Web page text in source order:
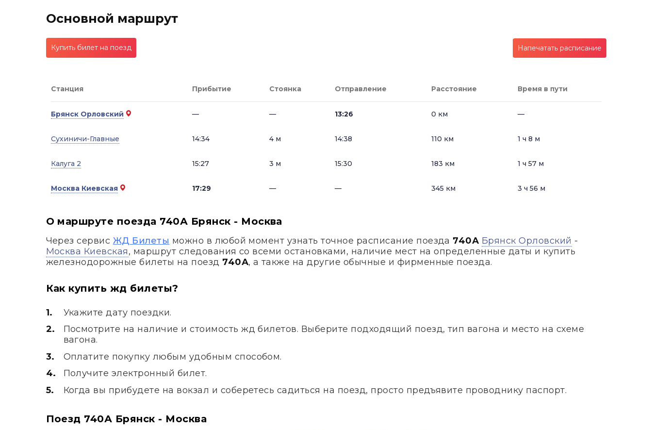
Основной маршрут
Купить билет на поезд Напечатать расписание
Станция Прибытие Стоянка Отправление Расстояние Время в пути
Брянск Орловский — — 13:26 0 км —
Сухиничи-Главные 14:34 4 м 14:38 110 км 1 ч 8 м
Калуга 2 15:27 3 м 15:30 183 км 1 ч 57 м
Москва Киевская 17:29 — — 345 км 3 ч 56 м
О маршруте поезда 740А Брянск - Москва
Через сервис ЖД Билеты можно в любой момент узнать точное расписание поезда 740А Брянск Орловский -
Москва Киевская, маршрут следования со всеми остановками, наличие мест на определенные даты и купить
железнодорожные билеты на поезд 740А, а также на другие обычные и фирменные поезда.
Как купить жд билеты?
Укажите дату поездки.
Посмотрите на наличие и стоимость жд билетов. Выберите подходящий поезд, тип вагона и место на схеме
вагона.
Оплатите покупку любым удобным способом.
Получите электронный билет.
Когда вы прибудете на вокзал и соберетесь садиться на поезд, просто предъявите проводнику паспорт.
Поезд 740А Брянск - Москва